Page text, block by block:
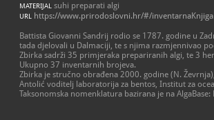
MATERIJAL suhi preparati algi
URL https://www.prirodoslovni.hr/#/inventarnaKnjiga
Battista Giovanni Sandrij rodio se 1787. godine u
tada djelovali u Dalmaciji, te s njima razmjennivao
Zbirka sadrži 35 primjeraka prepariranih algi, te 3
Ukupno 37 inventarnih brojeva.
Zbirka je stručno obrađena 2000. godine (N.
Antolić voditelj laboratorija za bentos, Institut za
Taksonomska nomenklatura bazirana je na